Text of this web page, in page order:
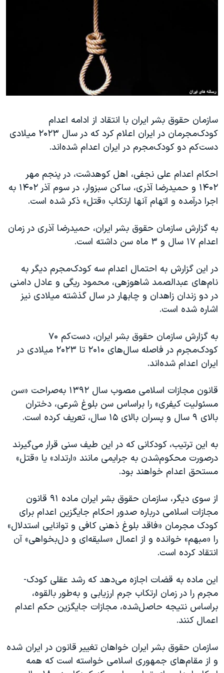
آرشیو پخش زنده
مجموعه مستندهای دادخواهی
تریبونال مردمی آبان ۹۸
دادگاه حمید نوری
چهل سال گروگان‌گیری
قانون شفافیت دارائی کادر رهبری ایران
اعتراضات مردمی آبان ۹۸
اسرائیل در جنگ
نرگس محمدی برنده جایزه نوبل صلح
صفحه‌های ویژه
سفر پرزیدنت ترامپ به چین
سازمان حقوق بشر ایران با انتقاد از ادامه اعدام
کودک‌مجرمان در ایران اعلام کرد که در سال ۲۰۲۳ میلادی
دست‌کم دو کودک‌مجرم در ایران اعدام شده‌اند.
احکام اعدام علی نجفی، اهل کوهدشت، در پنجم مهر
۱۴۰۲ و حمیدرضا آذری، ساکن سبزوار، در سوم آذر ۱۴۰۲ به
اجرا درآمده و اتهام آنها ارتکاب «قتل» ذکر شده است.
به گزارش سازمان حقوق بشر ایران، حمیدرضا آذری در زمان
اعدام ۱۷ سال و ۳ ماه سن داشته است.
در این گزارش به احتمال اعدام سه کودک‌مجرم دیگر به
نام‌های عبدالصمد شاهوزهی، محمود ریگی و عادل دامنی
در دو زندان زاهدان و چابهار در سال گذشته میلادی نیز
اشاره شده است.
به گزارش سازمان حقوق بشر ایران، دست‌کم ۷۰
کودک‌مجرم در فاصله سال‌های ۲۰۱۰ تا ۲۰۲۳ میلادی در
ایران اعدام شده‌اند.
قانون مجازات اسلامی مصوب سال ۱۳۹۲ به‌صراحت «سن
مسئولیت کیفری» را براساس سن بلوغ شرعی، دختران
بالای ۹ سال و پسران بالای ۱۵ سال، تعریف کرده است.
به این ترتیب، کودکانی که در این طیف سنی قرار می‌گیرند
درصورت محکوم‌شدن به جرایمی مانند «ارتداد» یا «قتل»
مستحق اعدام خواهند بود.
از سوی دیگر، سازمان حقوق بشر ایران ماده ۹۱ قانون
مجازات اسلامی درباره صدور احکام جایگزین اعدام برای
کودک مجرمان «فاقد بلوغ ذهنی کافی و توانایی استدلال»
را «مبهم» خوانده و از اعمال «سلیقه‌ای و دل‌بخواهی» آن
انتقاد کرده است.
این ماده به قضات اجازه می‌دهد که رشد عقلی کودک-
مجرم را در زمان ارتکاب جرم ارزیابی و به‌طور بالقوه،
براساس نتیجه حاصل‌شده، مجازات جایگزین حکم اعدام
اعمال کنند.
سازمان حقوق بشر ایران خواهان تغییر قانون در ایران شده
و از مقام‌های جمهوری اسلامی خواسته است که همه